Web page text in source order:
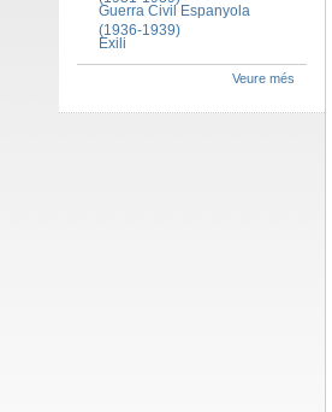
Guerra Civil Espanyola
(1936-1939)
Exili
Veure més